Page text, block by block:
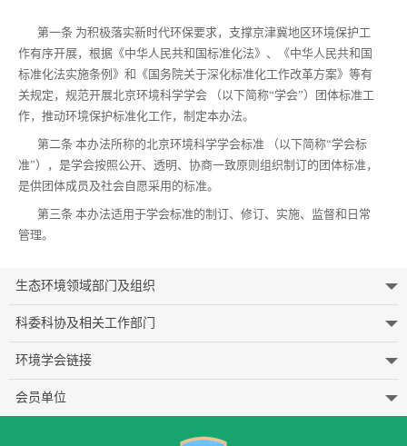
第一条 为积极落实新时代环保要求，支撑京津冀地区环境保护工
作有序开展，根据《中华人民共和国标准化法》、《中华人民共和国
标准化法实施条例》和《国务院关于深化标准化工作改革方案》等有
关规定，规范开展北京环境科学学会 （以下简称“学会”）团体标准工
作，推动环境保护标准化工作，制定本办法。
第二条 本办法所称的北京环境科学学会标准 （以下简称“学会标
准”），是学会按照公开、透明、协商一致原则组织制订的团体标准，
是供团体成员及社会自愿采用的标准。
第三条 本办法适用于学会标准的制订、修订、实施、监督和日常
管理。
态文明建设，满足环保行业发展需要及社会各界环保需求，促进环境
保护科技进步和管理水平提升。
第五条 学会标准的范围包括：
（一）引领科技创新和满足市场需求的环境保护产品、工艺和技术
标准；
场和创新需要的标准，自主发布供市场自愿选用。对此，北京环境科
学学会积极开展标准化工作，规范管理，制定了《北京环境科学学会
标准管理办法》（试行），组建了工作机构，在全国团体标准信息平
台上注册备案，公开学会基本信息及标准制定程序等文件，接受社会
公众提出的意见和评议。
团体标准范围包括：
（一）引领科技创新和满足市场需求的环境保护产品、工艺和技术标
准；
（二）满足环境工程设计、施工与运营，环境评价、规划、决策、管
环境贸易、金融服务，环境信息、教育与培训等环境服务业市场需求
（三）环境领域相关从业者的职业标准；
（四）国际标准的对接与转化；
（五）其他涉及环境领域的标准和规范等。
《北京环境科学学会
标准管理办法（试行）》
北京环境科学学会标准申报说明
生态环境领域部门及组织
科委科协及相关工作部门
环境学会链接
会员单位